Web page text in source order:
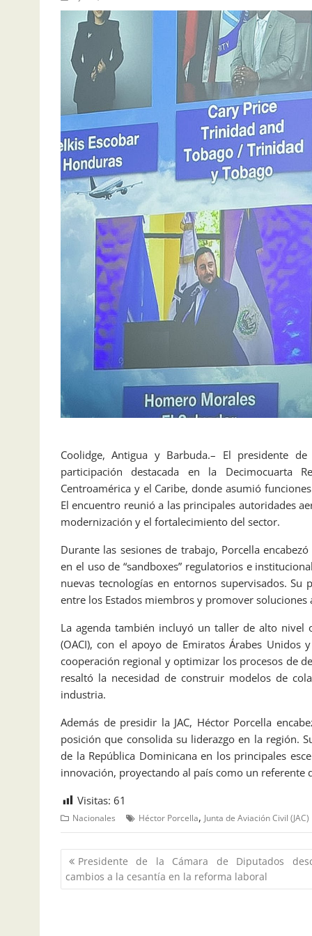
Coolidge, Antigua y Barbuda.– El presidente
participación destacada en la Decimocuarta
Centroamérica y el Caribe, donde asumió
El encuentro reunió a las principales autoridades
modernización y el fortalecimiento del sector.
Durante las sesiones de trabajo, Porcella
en el uso de “sandboxes” regulatorios e
nuevas tecnologías en entornos supervisados.
entre los Estados miembros y promover
La agenda también incluyó un taller de alto nivel
(OACI), con el apoyo de Emiratos Árabes
cooperación regional y optimizar los procesos de
resaltó la necesidad de construir modelos de
industria.
Además de presidir la JAC, Héctor Porcella
posición que consolida su liderazgo en la región.
de la República Dominicana en los principales
innovación, proyectando al país como un referente
Visitas: 61
Nacionales Héctor Porcella, Junta de Aviación Civil (JAC)
Presidente de la Cámara de Diputados
cambios a la cesantía en la reforma laboral